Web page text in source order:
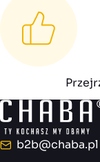
E-mailb2b@chaba.pl